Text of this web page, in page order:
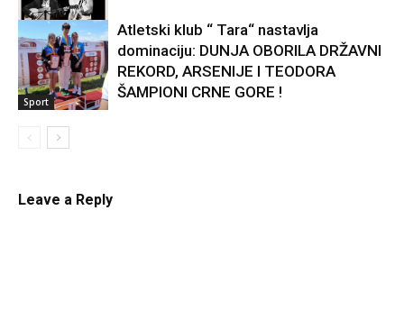
Kultura
Sport
Atletski klub “ Tara“ nastavlja
dominaciju: DUNJA OBORILA DRŽAVNI
REKORD, ARSENIJE I TEODORA
ŠAMPIONI CRNE GORE !
Leave a Reply